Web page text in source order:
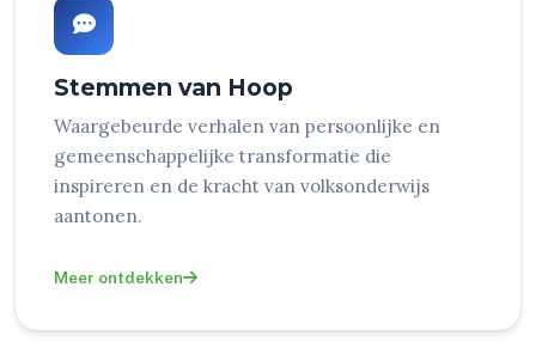
Stemmen van Hoop
Waargebeurde verhalen van persoonlijke en
gemeenschappelijke transformatie die
inspireren en de kracht van volksonderwijs
aantonen.
Meer ontdekken